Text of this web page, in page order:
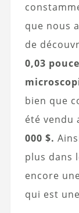
que nous
de
0,03
bien que
été vendu
000 $.
plus dans
encore
qui est